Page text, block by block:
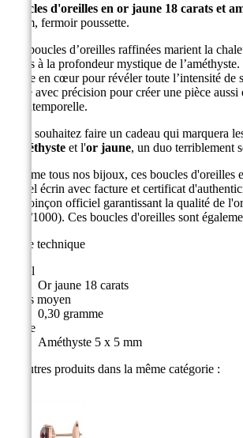
Boucles d'oreilles en or jaune 18 carats et
5 mm, fermoir poussette.
Ces boucles d’oreilles raffinées marient la
carats à la profondeur mystique de
taillée en cœur pour révéler toute l’intensité de
sertie avec précision pour créer une pièce aussi
qu’intemporelle.
Vous souhaitez faire un cadeau qui marquera
améthyste et l'or jaune, un duo terriblement
Comme tous nos bijoux, ces boucles d'oreilles
un bel écrin avec facture et certificat
du poinçon officiel garantissant la qualité de
(750/1000). Ces boucles d'oreilles sont
Fiche technique
Métal
Or jaune 18 carats
Poids moyen
0,30 gramme
Pierre
Améthyste 5 x 5 mm
10 autres produits dans la même catégorie :